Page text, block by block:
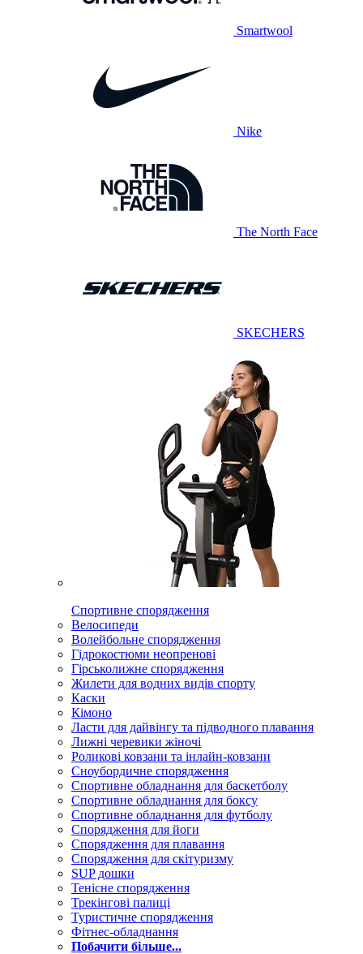
Smartwool
Nike
The North Face
SKECHERS
Спортивне спорядження
Велосипеди
Волейбольне спорядження
Гідрокостюми неопренові
Гірськолижне спорядження
Жилети для водних видів спорту
Каски
Кімоно
Ласти для дайвінгу та підводного плавання
Лижні черевики жіночі
Роликові ковзани та інлайн-ковзани
Сноубордичне спорядження
Спортивне обладнання для баскетболу
Спортивне обладнання для боксу
Спортивне обладнання для футболу
Спорядження для йоги
Спорядження для плавання
Спорядження для скітуризму
SUP дошки
Тенісне спорядження
Трекінгові палиці
Туристичне спорядження
Фітнес-обладнання
Побачити більше...